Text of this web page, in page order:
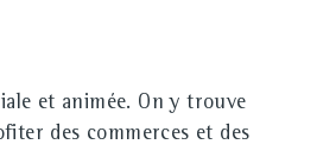
et animée. On y trouve
des commerces et des